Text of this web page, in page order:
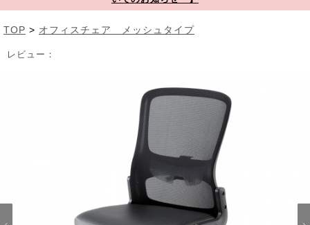
TOP > オフィスチェア メッシュタイプ
レビュー：